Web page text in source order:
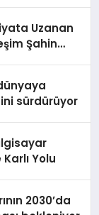
Uzanan
Şahin
sürdürüyor
Yolu
2030’da